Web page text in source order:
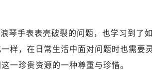
琴手表表壳破裂的问题，也学习到了
样，在日常生活中面对问题时也需要
一珍贵资源的一种尊重与珍惜。